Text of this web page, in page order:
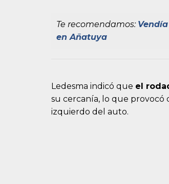
Te recomendamos:
en Añatuya
Ledesma indicó que el
su cercanía, lo que
izquierdo del auto.